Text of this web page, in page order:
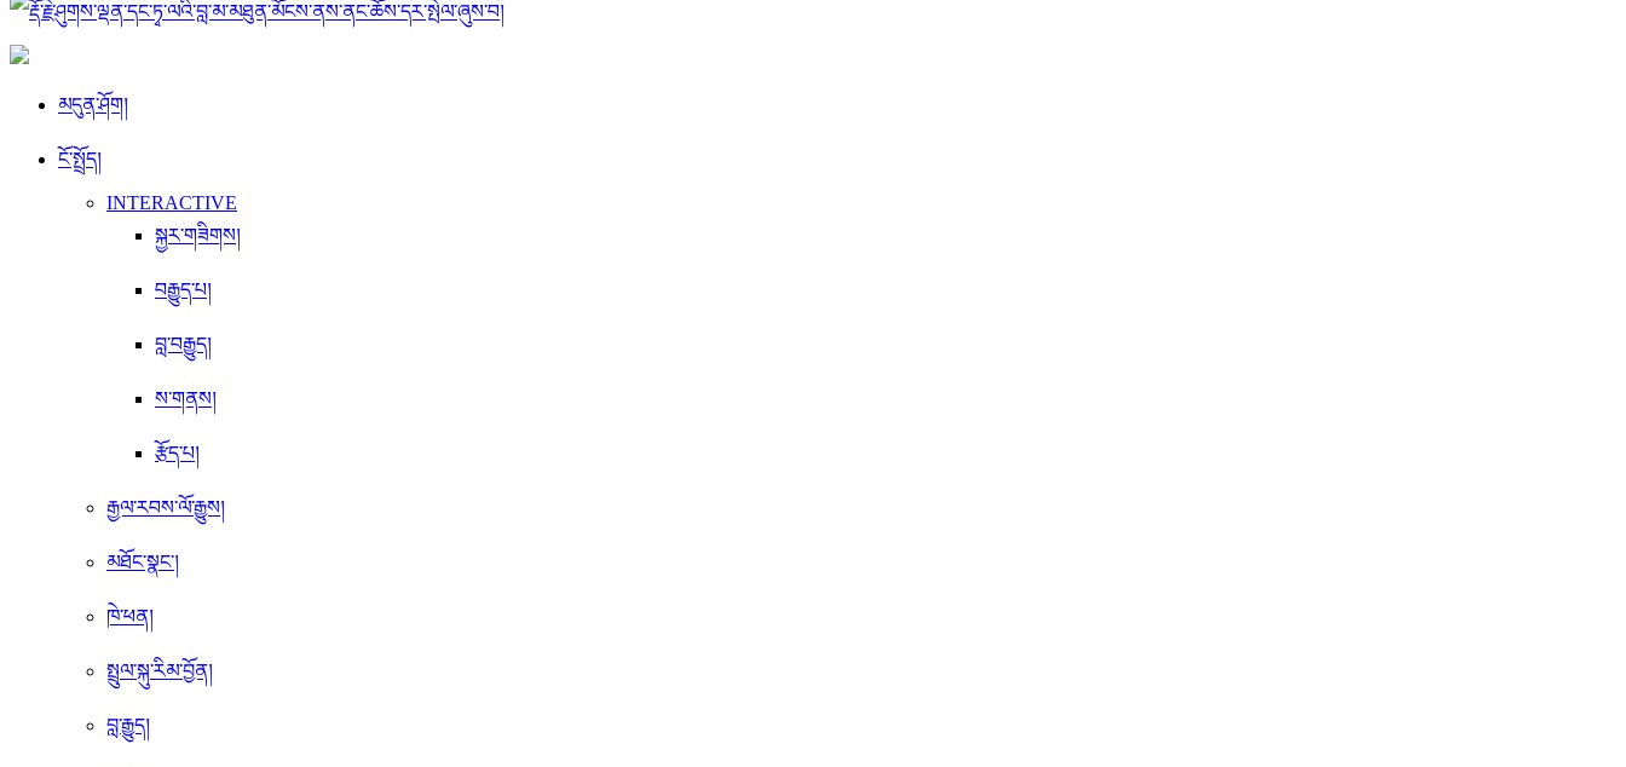
མདུན་ཤོག།
ངོ་སྤྲོད།
INTERACTIVE
སྐྱར་གཟིགས།
བརྒྱུད་པ།
བླ་བརྒྱུད།
ས་གནས།
རྩོད་པ།
རྒྱལ་རབས་ལོ་རྒྱུས།
མཐོང་སྣང་།
ཁེ་ཕན།
སྤྲུལ་སྐུ་རིམ་བྱོན།
བླ་རྒྱུད།